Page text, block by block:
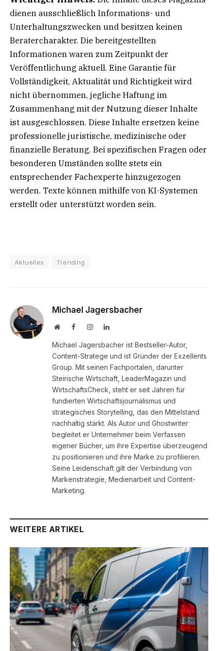
dienen ausschließlich Informations- und
Unterhaltungszwecken und besitzen keinen
Beratercharakter. Die bereitgestellten
Informationen waren zum Zeitpunkt der
Veröffentlichung aktuell. Eine Garantie für
Vollständigkeit, Aktualität und Richtigkeit wird
nicht übernommen, jegliche Haftung im
Zusammenhang mit der Nutzung dieser Inhalte
ist ausgeschlossen. Diese Inhalte ersetzen keine
professionelle juristische, medizinische oder
finanzielle Beratung. Bei spezifischen Fragen oder
besonderen Umständen sollte stets ein
entsprechender Fachexperte hinzugezogen
werden. Texte können mithilfe von KI-Systemen
erstellt oder unterstützt worden sein.
Aktuelles Trending
Michael Jagersbacher
WebsiteFacebookInstagramLinkedIn
Michael Jagersbacher ist Bestseller-Autor,
Content-Stratege und ist Gründer der Exzellents
Group. Mit seinen Fachportalen, darunter
Steirische Wirtschaft, LeaderMagazin und
WirtschaftsCheck, steht er seit Jahren für
fundierten Wirtschaftsjournalismus und
strategisches Storytelling, das den Mittelstand
nachhaltig stärkt. Als Autor und Ghostwriter
begleitet er Unternehmer beim Verfassen
eigener Bücher, um ihre Expertise überzeugend
zu positionieren und ihre Marke zu profilieren.
Seine Leidenschaft gilt der Verbindung von
Markenstrategie, Medienarbeit und Content-
Marketing.
WEITERE ARTIKEL